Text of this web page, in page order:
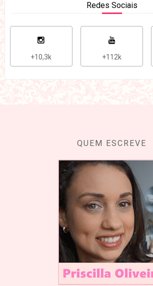
Redes Sociais
+10,3k +112k
QUEM ESCREVE